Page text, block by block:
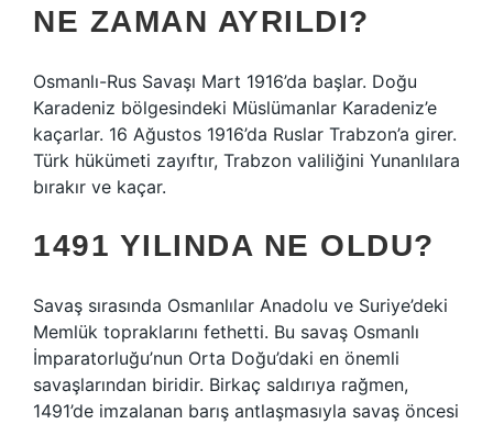
NE ZAMAN AYRILDI?
Osmanlı-Rus Savaşı Mart 1916’da başlar. Doğu
Karadeniz bölgesindeki Müslümanlar Karadeniz’e
kaçarlar. 16 Ağustos 1916’da Ruslar Trabzon’a girer.
Türk hükümeti zayıftır, Trabzon valiliğini Yunanlılara
bırakır ve kaçar.
1491 YILINDA NE OLDU?
Savaş sırasında Osmanlılar Anadolu ve Suriye’deki
Memlük topraklarını fethetti. Bu savaş Osmanlı
İmparatorluğu’nun Orta Doğu’daki en önemli
savaşlarından biridir. Birkaç saldırıya rağmen,
1491’de imzalanan barış antlaşmasıyla savaş öncesi